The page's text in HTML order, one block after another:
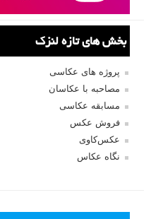
بخش های تازه لنزک
پروژه های عکاسی
مصاحبه با عکاسان
مسابقه عکاسی
فروش عکس
عکس‌کاوی
نگاه عکاس